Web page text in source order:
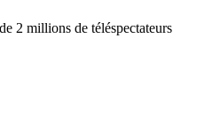
2 millions de téléspectateurs